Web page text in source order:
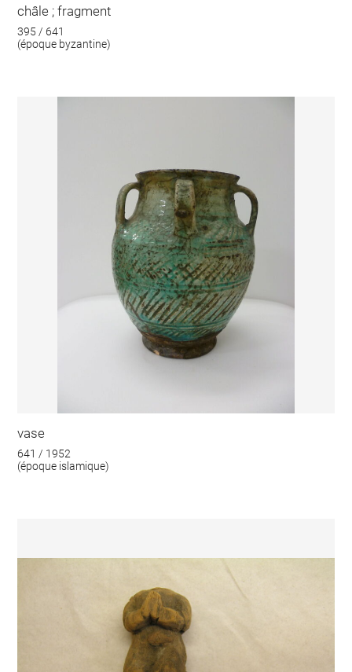
châle ; fragment
395 / 641
(époque byzantine)
vase
641 / 1952
(époque islamique)